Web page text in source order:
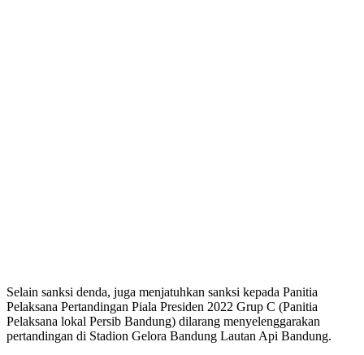
Selain sanksi denda, juga menjatuhkan sanksi kepada Panitia
Pelaksana Pertandingan Piala Presiden 2022 Grup C (Panitia
Pelaksana lokal Persib Bandung) dilarang menyelenggarakan
pertandingan di Stadion Gelora Bandung Lautan Api Bandung.